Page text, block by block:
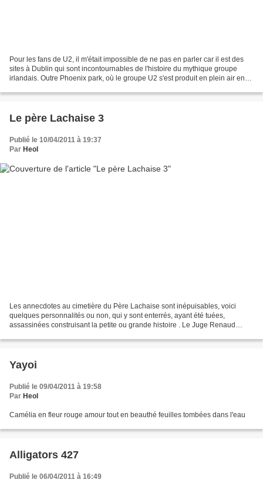
Pour les fans de U2, il m'était impossible de ne pas en parler car il est des
sites à Dublin qui sont incontournables de l'histoire du mythique groupe
irlandais. Outre Phoenix park, où le groupe U2 s'est produit en plein air en
Le père Lachaise 3
Publié le 10/04/2011 à 19:37
Par Heol
Les annecdotes au cimetière du Père Lachaise sont inépuisables, voici
quelques personnalités ou non, qui y sont enterrés, ayant été tuées,
assassinées construisant la petite ou grande histoire . Le Juge Renaud
Yayoi
Publié le 09/04/2011 à 19:58
Par Heol
Camélia en fleur rouge amour tout en beauthé feuilles tombées dans l'eau
Alligators 427
Publié le 06/04/2011 à 16:49